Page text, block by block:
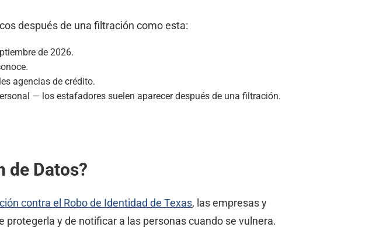
después de una filtración como esta:
de 2026.
agencias de crédito.
— los estafadores suelen aparecer después de una filtración.
de Datos?
contra el Robo de Identidad de Texas, las empresas y
y de notificar a las personas cuando se vulnera.